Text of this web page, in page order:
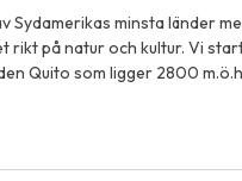
Sydamerikas minsta länder
rikt på natur och kultur. Vi
Quito som ligger 2800